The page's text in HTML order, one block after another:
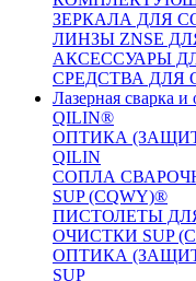
ЗЕРКАЛА ДЛЯ
ЛИНЗЫ ZNSE
АКСЕССУАРЫ
СРЕДСТВА ДЛЯ
Лазерная сварка и
QILIN®
ОПТИКА
QILIN
СОПЛА
SUP (CQWY)®
ПИСТОЛЕТЫ
ОЧИСТКИ SUP
ОПТИКА
SUP